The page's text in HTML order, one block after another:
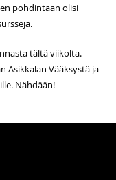
pohdintaan olisi
tältä viikolta.
Asikkalan Vääksystä ja
Nähdään!